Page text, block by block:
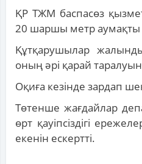
ҚР ТЖМ баспасөз
20 шаршы метр
Құтқарушылар
оның әрі қарай
Оқиға кезінде зардап
Төтенше жағдайлар
өрт қауіпсіздігі
екенін ескертті.